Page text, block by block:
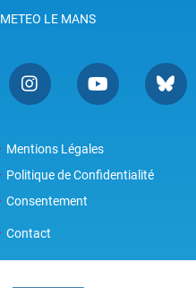
METEO LE MANS
Mentions Légales
Politique de Confidentialité
Consentement
Contact